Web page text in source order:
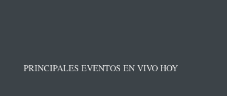
PRINCIPALES EVENTOS EN VIVO HOY